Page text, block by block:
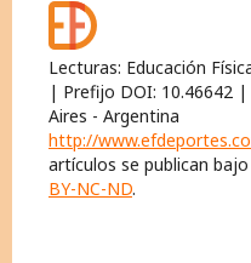
Lecturas: Educación
| Prefijo DOI: 10.46642
Aires - Argentina
http://
artículos se publican
BY-NC-ND.